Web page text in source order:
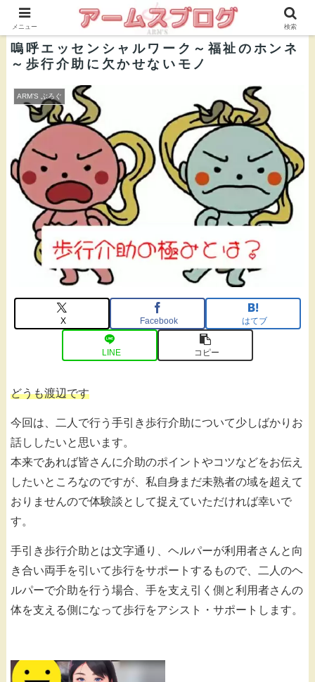
株式会社ＡＲＭ’Ｓ 公式ブログ
嗚呼エッセンシャルワーク～福祉のホンネ
～歩行介助に欠かせないモノ
ARM’S ぶろぐ
X Facebook はてブ
LINE コピー
どうも渡辺です
今回は、二人で行う手引き歩行介助について少しばかりお
話ししたいと思います。
本来であれば皆さんに介助のポイントやコツなどをお伝え
したいところなのですが、私自身まだ未熟者の域を超えて
おりませんので体験談として捉えていただければ幸いで
す。
手引き歩行介助とは文字通り、ヘルパーが利用者さんと向
き合い両手を引いて歩行をサポートするもので、二人のヘ
ルパーで介助を行う場合、手を支え引く側と利用者さんの
体を支える側になって歩行をアシスト・サポートします。
メニュー 検索